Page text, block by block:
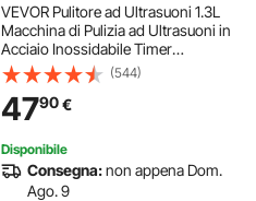
VEVOR Pulitore ad Ultrasuoni 1.3L
Macchina di Pulizia ad Ultrasuoni in
Acciaio Inossidabile Timer
Riscaldamento Digitale Pulizia di
Gioielli per Uso Domestico
Personale Commerciale
(544)
4790€
Disponibile
Consegna:non appena Dom.
Ago. 9